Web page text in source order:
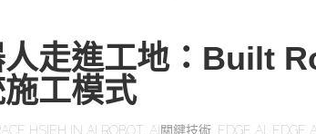
走進工地：Built
工模式
HSIEH IN AI ROBOT AI關鍵技術 EDGE AI EDGE